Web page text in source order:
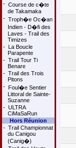
- Course de c�te
de Takamaka
- Troph�e Oc�an
Indien - D�fi des
Laves - Trail des
Timizes
- La Boucle
Parapente
- Trail Tour Ti
Benare
- Trail des Trois
Pitons
- Foul�e Sentier
Littoral de Sainte-
Suzanne
- ULTRA
CiMaSaRun
Hors Réunion
- Trail Championnat
du Canigou
(Canig�)